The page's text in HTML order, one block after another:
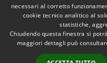
RSS
Accessibilità
necessari al corretto
cookie tecnico analitico al
statistiche,
Chiudendo questa finestra si
maggiori dettagli può